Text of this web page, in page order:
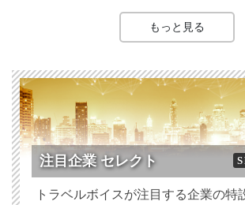
もっと見る
注目企業 セレクト
トラベルボイスが注目する企業の特